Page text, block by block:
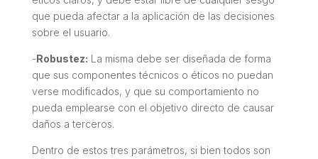
que pueda afectar a la aplicación de las decisiones
sobre el usuario.
-Robustez: La misma debe ser diseñada de forma
que sus componentes técnicos o éticos no puedan
verse modificados, y que su comportamiento no
pueda emplearse con el objetivo directo de causar
daños a terceros.
Dentro de estos tres parámetros, si bien todos son